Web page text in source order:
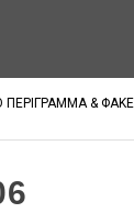
ΠΕΡΙΓΡΑΜΜΑ &